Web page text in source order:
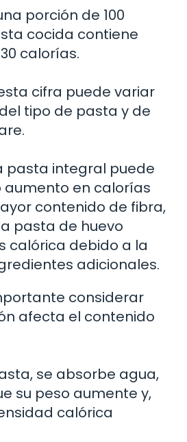
porción de 100
cocida contiene
calorías.
cifra puede variar
tipo de pasta y de
pasta integral puede
aumento en calorías
contenido de fibra,
pasta de huevo
calórica debido a la
adicionales.
considerar
afecta el contenido
se absorbe agua,
su peso aumente y,
calórica